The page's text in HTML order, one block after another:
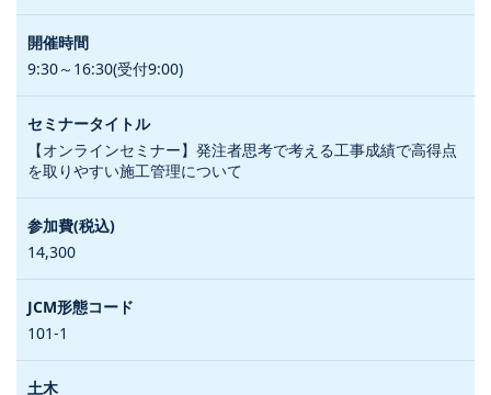
9:30～16:30(受付9:00)
【オンラインセミナー】発注者思考で考える工事成績で高得点
を取りやすい施工管理について
14,300
101-1